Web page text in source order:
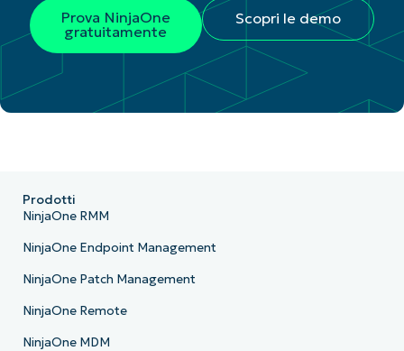
Prova NinjaOne
gratuitamente
Scopri le demo
Prodotti
NinjaOne RMM
NinjaOne Endpoint Management
NinjaOne Patch Management
NinjaOne Remote
NinjaOne MDM